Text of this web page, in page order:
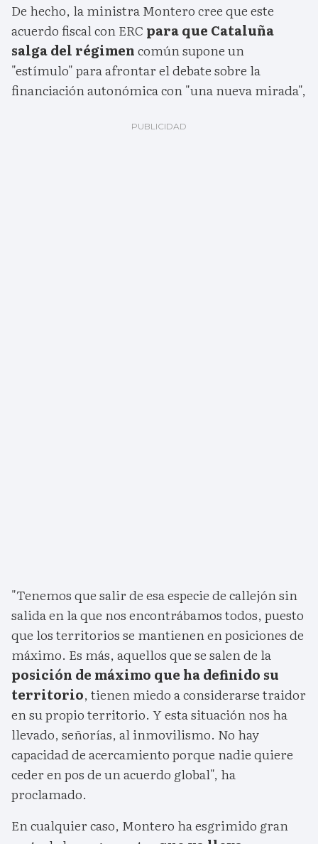
De hecho, la ministra Montero cree que este
acuerdo fiscal con ERC para que Cataluña
salga del régimencomún supone un
"estímulo" para afrontar el debate sobre la
financiación autonómica con "una nueva mirada",
"Tenemos que salir de esa especie de callejón sin
salida en la que nos encontrábamos todos, puesto
que los territorios se mantienen en posiciones de
máximo. Es más, aquellos que se salen de la
posición de máximo que ha definido su
territorio, tienen miedo a considerarse traidor
en su propio territorio. Y esta situación nos ha
llevado, señorías, al inmovilismo. No hay
capacidad de acercamiento porque nadie quiere
ceder en pos de un acuerdo global", ha
proclamado.
En cualquier caso, Montero ha esgrimido gran